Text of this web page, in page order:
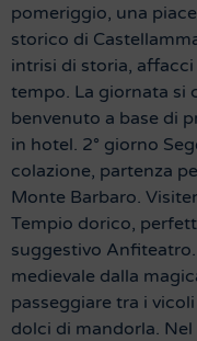
pomeriggio, una
storico di
intrisi di storia,
tempo. La giornata si
benvenuto a base di
in hotel. 2° giorno
colazione, partenza
Monte Barbaro.
Tempio dorico,
suggestivo
medievale dalla
passeggiare tra i
dolci di mandorla.